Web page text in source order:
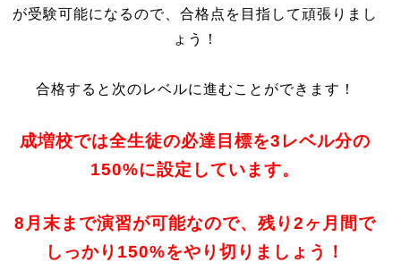
が受験可能になるので、合格点を目指して頑張りまし
ょう！
合格すると次のレベルに進むことができます！
成増校では全生徒の必達目標を3レベル分の
150%に設定しています。
8月末まで演習が可能なので、残り2ヶ月間で
しっかり150%をやり切りましょう！